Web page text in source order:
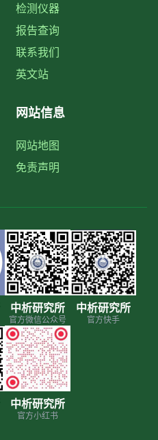
检测仪器
报告查询
联系我们
英文站
网站信息
网站地图
免责声明
中析研究所
官方微信公众号
中析研究所
官方快手
中析研究所
官方小红书